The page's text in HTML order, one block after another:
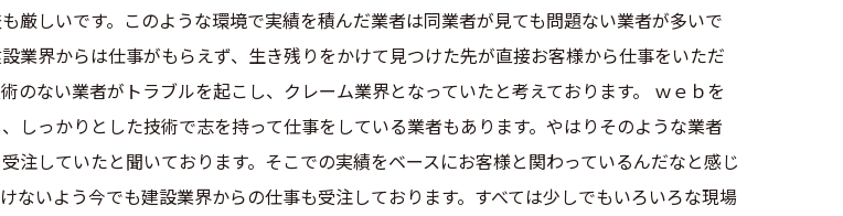
厳しいです。このような環境で実績を積んだ業者は同業者が見ても問題ない業者が多いで
業界からは仕事がもらえず、生き残りをかけて見つけた先が直接お客様から仕事をいただ
のない業者がトラブルを起こし、クレーム業界となっていたと考えております。 ｗｅｂを
しっかりとした技術で志を持って仕事をしている業者もあります。やはりそのような業者
注していたと聞いております。そこでの実績をベースにお客様と関わっているんだなと感じ
ないよう今でも建設業界からの仕事も受注しております。すべては少しでもいろいろな現場